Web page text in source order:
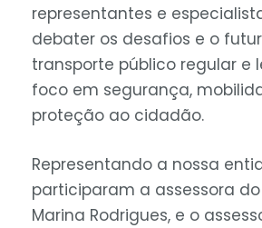
representantes e
debater os desafios e o
transporte público regular e
foco em segurança,
proteção ao cidadão.
Representando a nossa
participaram a assessora do
Marina Rodrigues, e o